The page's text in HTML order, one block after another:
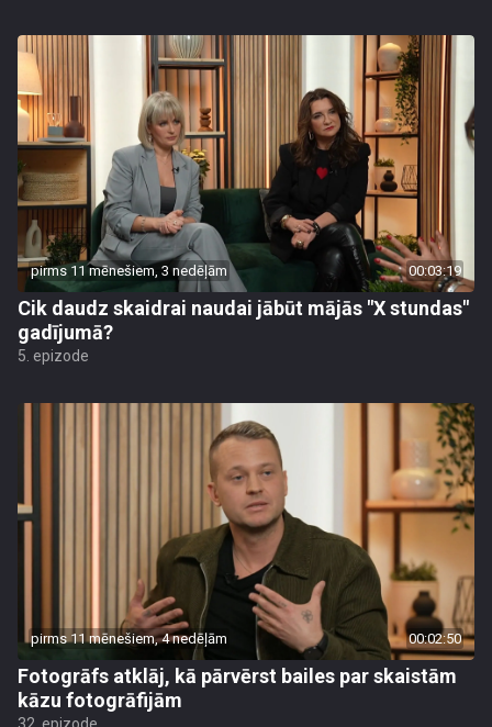
pirms 11 mēnešiem, 3 nedēļām 00:03:19
Cik daudz skaidrai naudai jābūt mājās "X stundas"
gadījumā?
5. epizode
pirms 11 mēnešiem, 4 nedēļām 00:02:50
Fotogrāfs atklāj, kā pārvērst bailes par skaistām
kāzu fotogrāfijām